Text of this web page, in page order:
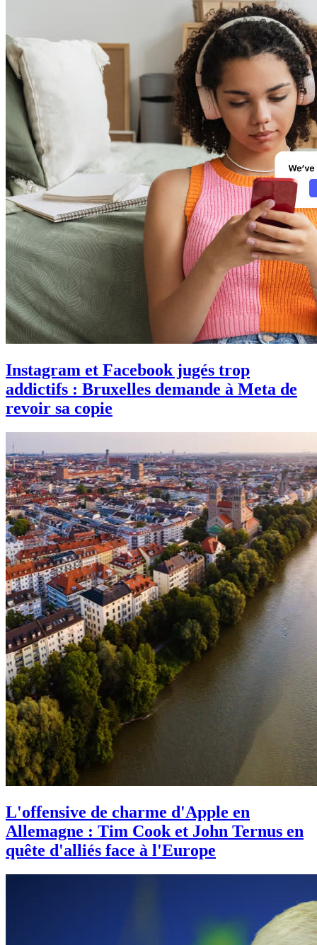
Instagram et Facebook jugés trop
addictifs : Bruxelles demande à Meta de
revoir sa copie
L'offensive de charme d'Apple en
Allemagne : Tim Cook et John Ternus en
quête d'alliés face à l'Europe